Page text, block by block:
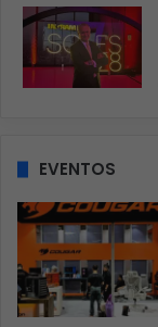
EVENTOS